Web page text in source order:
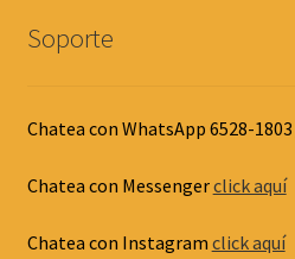
Soporte
Chatea con WhatsApp 6528-1803
Chatea con Messengerclick aquí
Chatea con Instagram click aquí